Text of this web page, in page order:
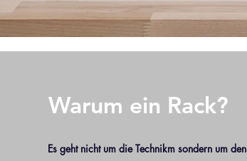
Warum ein Rack?
Es geht nicht um die Technikm sondern um